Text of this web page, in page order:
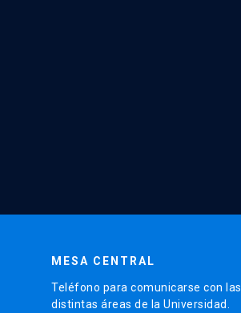
MESA CENTRAL
Teléfono para comunicarse con las
distintas áreas de la Universidad.